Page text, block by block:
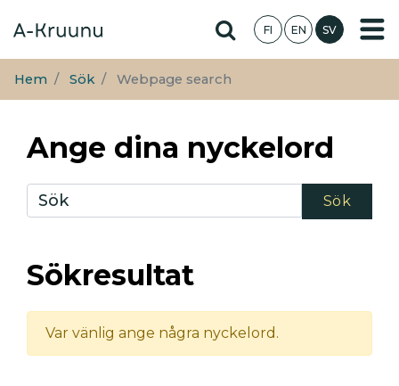
huvudinnehåll
Hae sivustolta
FI EN SV
Hem Sök Webpage search
Ange dina nyckelord
Sökresultat
Var vänlig ange några nyckelord.